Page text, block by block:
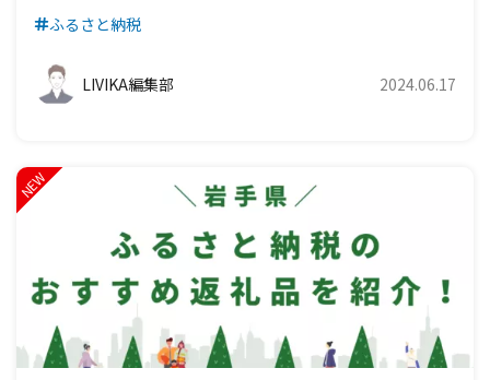
ふるさと納税
LIVIKA編集部 2024.06.17